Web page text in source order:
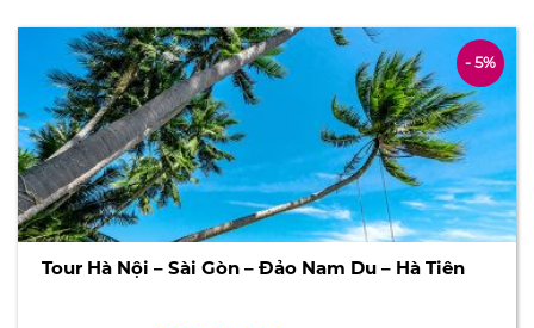
- 5%
Tour Hà Nội – Sài Gòn – Đảo Nam Du – Hà Tiên